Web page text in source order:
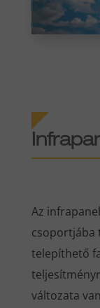
Az
csoportjába
telepíthető
változata